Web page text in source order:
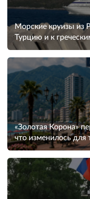
Морские круизы из
Турцию и к
«Золотая Корона»
что изменилось для